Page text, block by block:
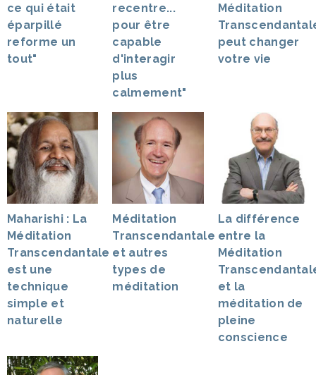
ce qui était
éparpillé
reforme un
tout"
recentre...
pour être
capable
d'interagir
plus
calmement"
Méditation
peut changer
votre vie
Maharishi : La
Méditation
Transcendantale
est une
technique
simple et
naturelle
Méditation
Transcendantale
et autres
types de
méditation
La différence
entre la
Méditation
et la
méditation de
pleine
conscience